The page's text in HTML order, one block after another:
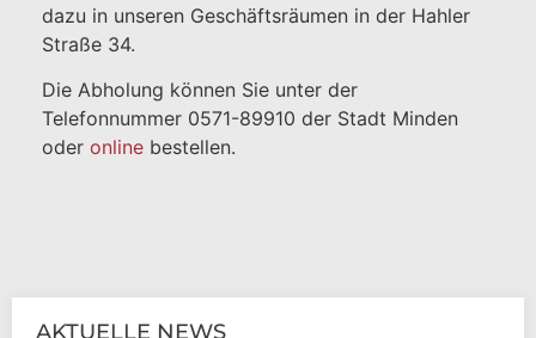
dazu in unseren Geschäftsräumen in der Hahler
Straße 34.
Die Abholung können Sie unter der
Telefonnummer 0571-89910 der Stadt Minden
oder online bestellen.
AKTUELLE NEWS